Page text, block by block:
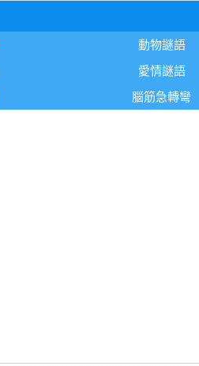
動物謎語
愛情謎語
腦筋急轉彎